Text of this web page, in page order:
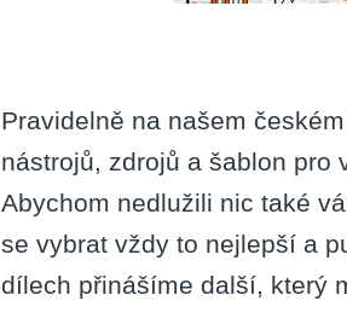
Pravidelně na našem
nástrojů, zdrojů a šablon pro
Abychom nedlužili nic také
se vybrat vždy to nejlepší a
dílech přinášíme další, který